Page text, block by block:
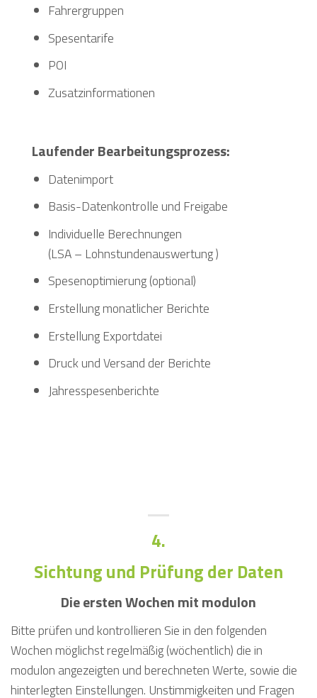
Fahrergruppen
Spesentarife
POI
Zusatzinformationen
Laufender Bearbeitungsprozess:
Datenimport
Basis-Datenkontrolle und Freigabe
Individuelle Berechnungen
(LSA – Lohnstundenauswertung )
Spesenoptimierung (optional)
Erstellung monatlicher Berichte
Erstellung Exportdatei
Druck und Versand der Berichte
Jahresspesenberichte
4.
Sichtung und Prüfung der Daten
Die ersten Wochen mit modulon
Bitte prüfen und kontrollieren Sie in den folgenden
Wochen möglichst regelmäßig (wöchentlich) die in
modulon angezeigten und berechneten Werte, sowie die
hinterlegten Einstellungen. Unstimmigkeiten und Fragen